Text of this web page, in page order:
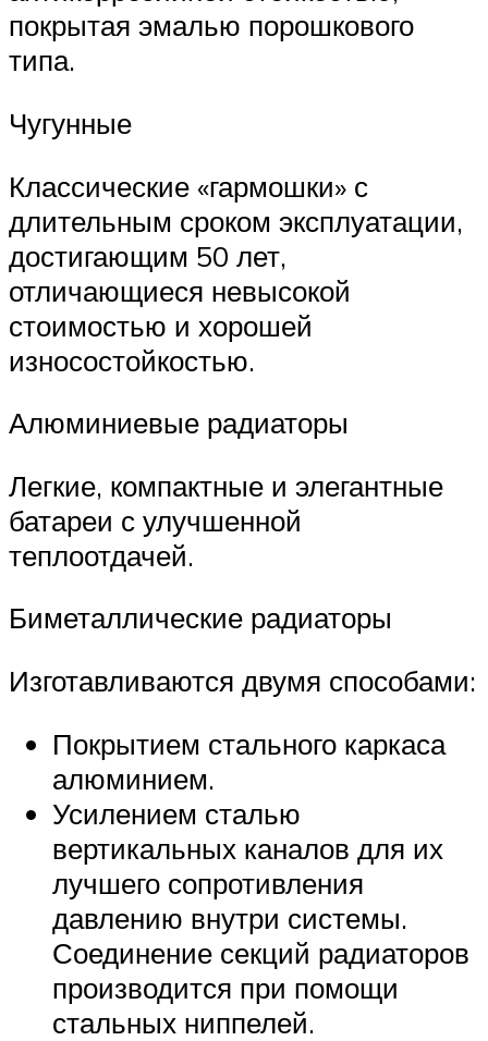
покрытая эмалью порошкового
типа.
Чугунные
Классические «гармошки» с
длительным сроком эксплуатации,
достигающим 50 лет,
отличающиеся невысокой
стоимостью и хорошей
износостойкостью.
Алюминиевые радиаторы
Легкие, компактные и элегантные
батареи с улучшенной
теплоотдачей.
Биметаллические радиаторы
Изготавливаются двумя способами:
Покрытием стального каркаса
алюминием.
Усилением сталью
вертикальных каналов для их
лучшего сопротивления
давлению внутри системы.
Соединение секций радиаторов
производится при помощи
стальных ниппелей.